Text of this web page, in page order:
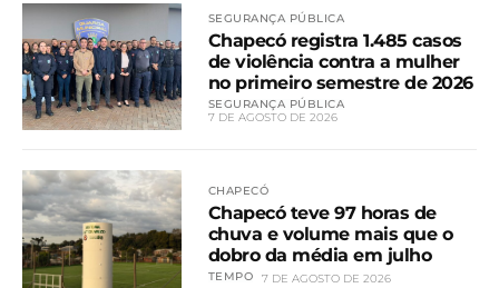
SEGURANÇA PÚBLICA
Chapecó registra 1.485 casos
de violência contra a mulher
no primeiro semestre de 2026
SEGURANÇA PÚBLICA
7 DE AGOSTO DE 2026
CHAPECÓ
Chapecó teve 97 horas de
chuva e volume mais que o
dobro da média em julho
TEMPO 7 DE AGOSTO DE 2026